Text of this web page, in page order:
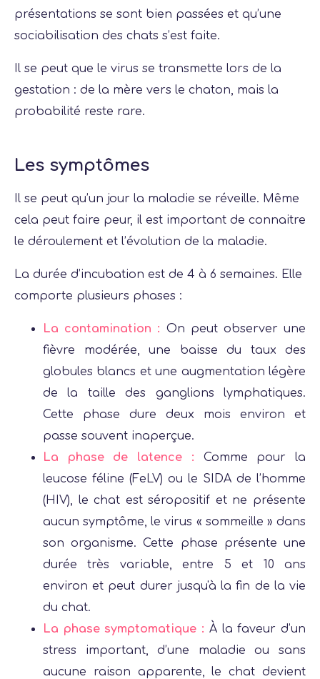
présentations se sont bien passées et qu’une
sociabilisation des chats s’est faite.
Il se peut que le virus se transmette lors de la
gestation : de la mère vers le chaton, mais la
probabilité reste rare.
Les symptômes
Il se peut qu’un jour la maladie se réveille. Même
cela peut faire peur, il est important de connaitre
le déroulement et l’évolution de la maladie.
La durée d’incubation est de 4 à 6 semaines. Elle
comporte plusieurs phases :
La contamination : On peut observer une
fièvre modérée, une baisse du taux des
globules blancs et une augmentation légère
de la taille des ganglions lymphatiques.
Cette phase dure deux mois environ et
passe souvent inaperçue.
La phase de latence : Comme pour la
leucose féline (FeLV) ou le SIDA de l’homme
(HIV), le chat est séropositif et ne présente
aucun symptôme, le virus « sommeille » dans
son organisme. Cette phase présente une
durée très variable, entre 5 et 10 ans
environ et peut durer jusqu'à la fin de la vie
du chat.
La phase symptomatique : À la faveur d’un
stress important, d’une maladie ou sans
aucune raison apparente, le chat devient